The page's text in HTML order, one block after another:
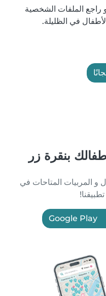
راجع الملفات الشخصية
في الظليلة.
بنقرة زر
المربيات المتاحات في